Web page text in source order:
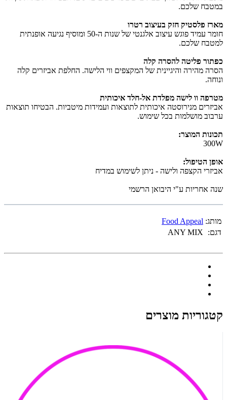
במטבח שלכם.
מארז פלסטיק חזק בעיצוב רטרו
חומר עמיד פוגש עיצוב אלגנטי של שנות ה-50 ומוסיף נגיעה אופנתית
למטבח שלכם.
כפתור פליטה להסרה קלה
הסרה מהירה והיגיינית של המקצפים ווי הלישה. החלפת אביזרים קלה
ונוחה.
מטרפה וו לישה מפלדת אל-חלד איכותית
אביזרים מנירוסטה איכותית לתוצאות ועמידות מיטביות. הבטיחו תוצאות
ערבוב מושלמות בכל שימוש.
תכונות המוצר:
300W
אופן הטיפול:
אביזרי הקצפה ולישה - ניתן לשימוש במדיח
שנה אחריות ע"י היבואן הרשמי
מותג: Food Appeal
דגם:
ANY MIX
קטגוריות מוצרים